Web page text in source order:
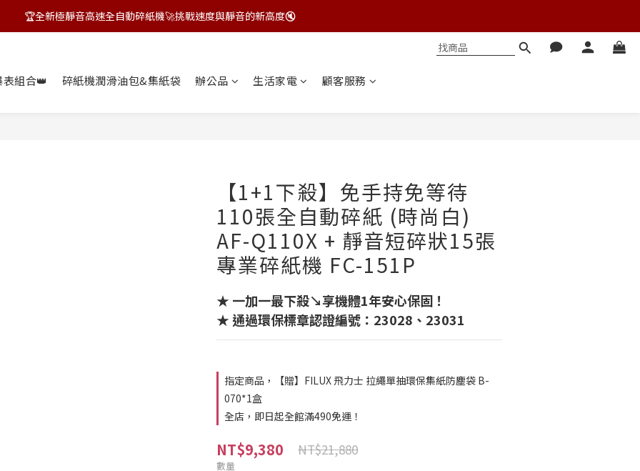
飛力士狂HIGH季~指定商品贈好禮🎁
飛力士狂HIGH季~指定商品贈好禮🎁
組合👑 碎紙機潤滑油包&集紙袋 辦公品 生活家電 顧客服務
【1+1下殺】免手持免等待
110張全自動碎紙 (時尚白)
AF-Q110X + 靜音短碎狀15張
專業碎紙機 FC-151P
★ 一加一最下殺↘享機體1年安心保固！
★ 通過環保標章認證編號：23028、23031
指定商品，【贈】FILUX 飛力士 拉繩單抽環保集紙防塵袋 B-
070*1盒
全店，即日起全館滿490免運！
NT$9,380 NT$21,880
數量